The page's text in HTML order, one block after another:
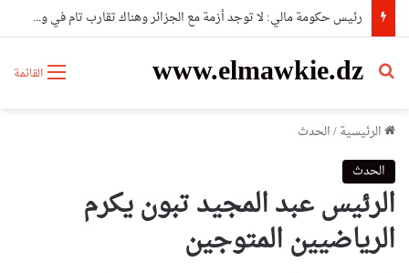
رئيس حكومة مالي: لا توجد أزمة مع الجزائر وهناك تقارب تام في وجهات النظر مع الرئيس تبون
القائمة www.elmawkie.dz
بحث عن
الرئيسية/الحدث
الحدث
الرئيس عبد المجيد تبون يكرم
الرياضيين المتوجين